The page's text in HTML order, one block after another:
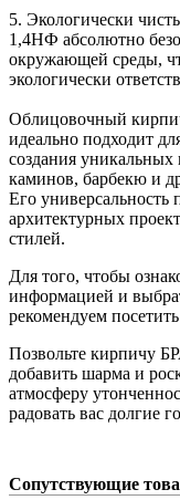
5. Экологически
1,4НФ абсолютно
окружающей среды,
экологически
Облицовочный
идеально подходит
создания
каминов, барбекю и
Его универсальность
архитектурных
стилей.
Для того, чтобы
информацией и
рекомендуем
Позвольте кирпичу
добавить шарма и
атмосферу
радовать вас долгие
Сопутствующие